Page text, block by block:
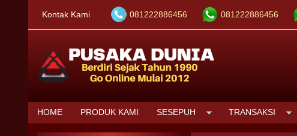
Kontak Kami 081222886456 081222886456
HOME PRODUK KAMI SESEPUH TRANSAKSI